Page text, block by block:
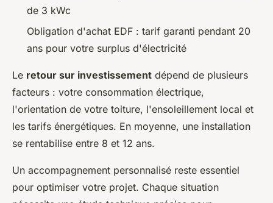
de 3 kWc
Obligation d'achat EDF : tarif garanti pendant 20
ans pour votre surplus d'électricité
Le retour sur investissement dépend de plusieurs
facteurs : votre consommation électrique,
l'orientation de votre toiture, l'ensoleillement local et
les tarifs énergétiques. En moyenne, une installation
se rentabilise entre 8 et 12 ans.
Un accompagnement personnalisé reste essentiel
pour optimiser votre projet. Chaque situation